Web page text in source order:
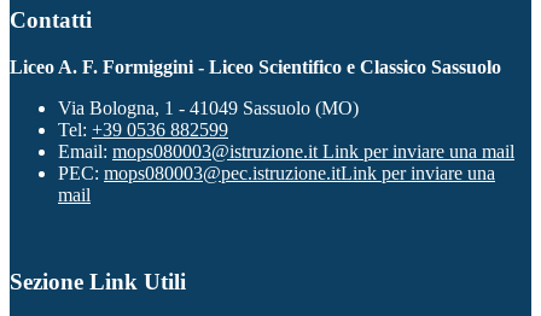
Contatti
Liceo A. F. Formiggini - Liceo Scientifico e Classico Sassuolo
Via Bologna, 1 - 41049 Sassuolo (MO)
Tel: +39 0536 882599
Email: mops080003@istruzione.it Link per inviare una mail
PEC: mops080003@pec.istruzione.itLink per inviare una
mail
Sezione Link Utili